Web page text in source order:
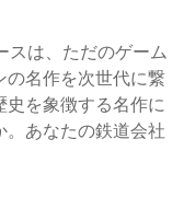
スは、ただのゲーム
の名作を次世代に繋
史を象徴する名作に
あなたの鉄道会社